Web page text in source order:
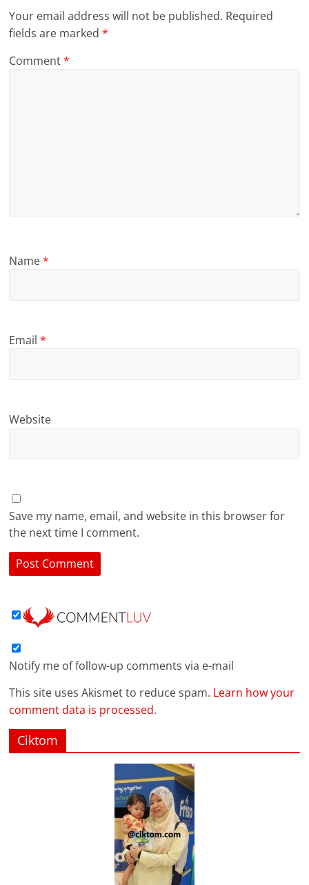
Your email address will not be published. Required
fields are marked*
Comment*
Name*
Email*
Website
Save my name, email, and website in this browser for
the next time I comment.
Notify me of follow-up comments via e-mail
This site uses Akismet to reduce spam. Learn how your
comment data is processed.
Ciktom